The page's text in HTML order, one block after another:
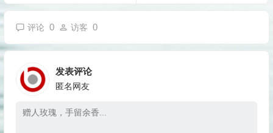
评论 0 访客 0
发表评论
匿名网友